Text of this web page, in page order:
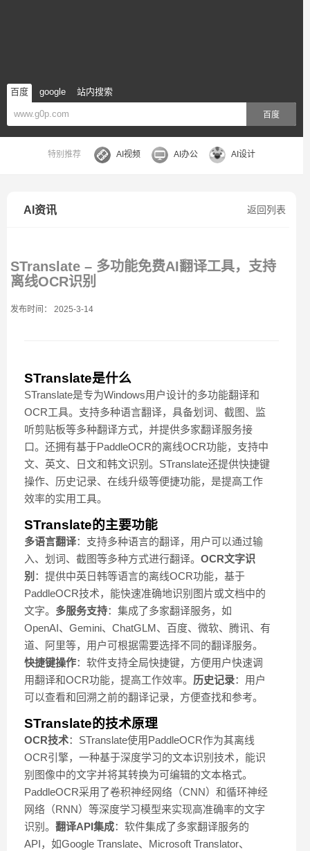
百度 google 站内搜索
百度
特别推荐 AI视频 AI办公 AI设计
返回列表
AI资讯
STranslate – 多功能免费AI翻译工具，支持
离线OCR识别
发布时间： 2025-3-14
STranslate是什么
STranslate是专为Windows用户设计的多功能翻译和
OCR工具。支持多种语言翻译，具备划词、截图、监
听剪贴板等多种翻译方式，并提供多家翻译服务接
口。还拥有基于PaddleOCR的离线OCR功能，支持中
文、英文、日文和韩文识别。STranslate还提供快捷键
操作、历史记录、在线升级等便捷功能，是提高工作
效率的实用工具。
STranslate的主要功能
多语言翻译：支持多种语言的翻译，用户可以通过输
入、划词、截图等多种方式进行翻译。 OCR文字识
别 ：提供中英日韩等语言的离线OCR功能，基于
PaddleOCR技术，能快速准确地识别图片或文档中的
文字。 多服务支持：集成了多家翻译服务，如
OpenAI、Gemini、ChatGLM、百度、微软、腾讯、有
道、阿里等，用户可根据需要选择不同的翻译服务。
快捷键操作：软件支持全局快捷键，方便用户快速调
用翻译和OCR功能，提高工作效率。 历史记录：用户
可以查看和回溯之前的翻译记录，方便查找和参考。
STranslate的技术原理
OCR技术：STranslate使用PaddleOCR作为其离线
OCR引擎，一种基于深度学习的文本识别技术，能识
别图像中的文字并将其转换为可编辑的文本格式。
PaddleOCR采用了卷积神经网络（CNN）和循环神经
网络（RNN）等深度学习模型来实现高准确率的文字
识别。 翻译API集成：软件集成了多家翻译服务的
API，如Google Translate、Microsoft Translator、